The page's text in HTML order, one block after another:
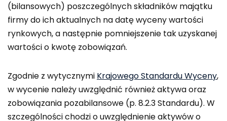
(bilansowych) poszczególnych składników majątku
firmy do ich aktualnych na datę wyceny wartości
rynkowych, a następnie pomniejszenie tak uzyskanej
wartości o kwotę zobowiązań.
Zgodnie z wytycznymi Krajowego Standardu Wyceny,
w wycenie należy uwzględnić również aktywa oraz
zobowiązania pozabilansowe (p. 8.2.3 Standardu). W
szczególności chodzi o uwzględnienie aktywów o